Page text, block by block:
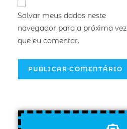
Salvar meus dados neste
navegador para a próxima vez
que eu comentar.